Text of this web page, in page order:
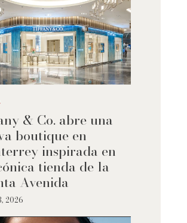
& Co. abre una
boutique en
inspirada en
tienda de la
Avenida
2026